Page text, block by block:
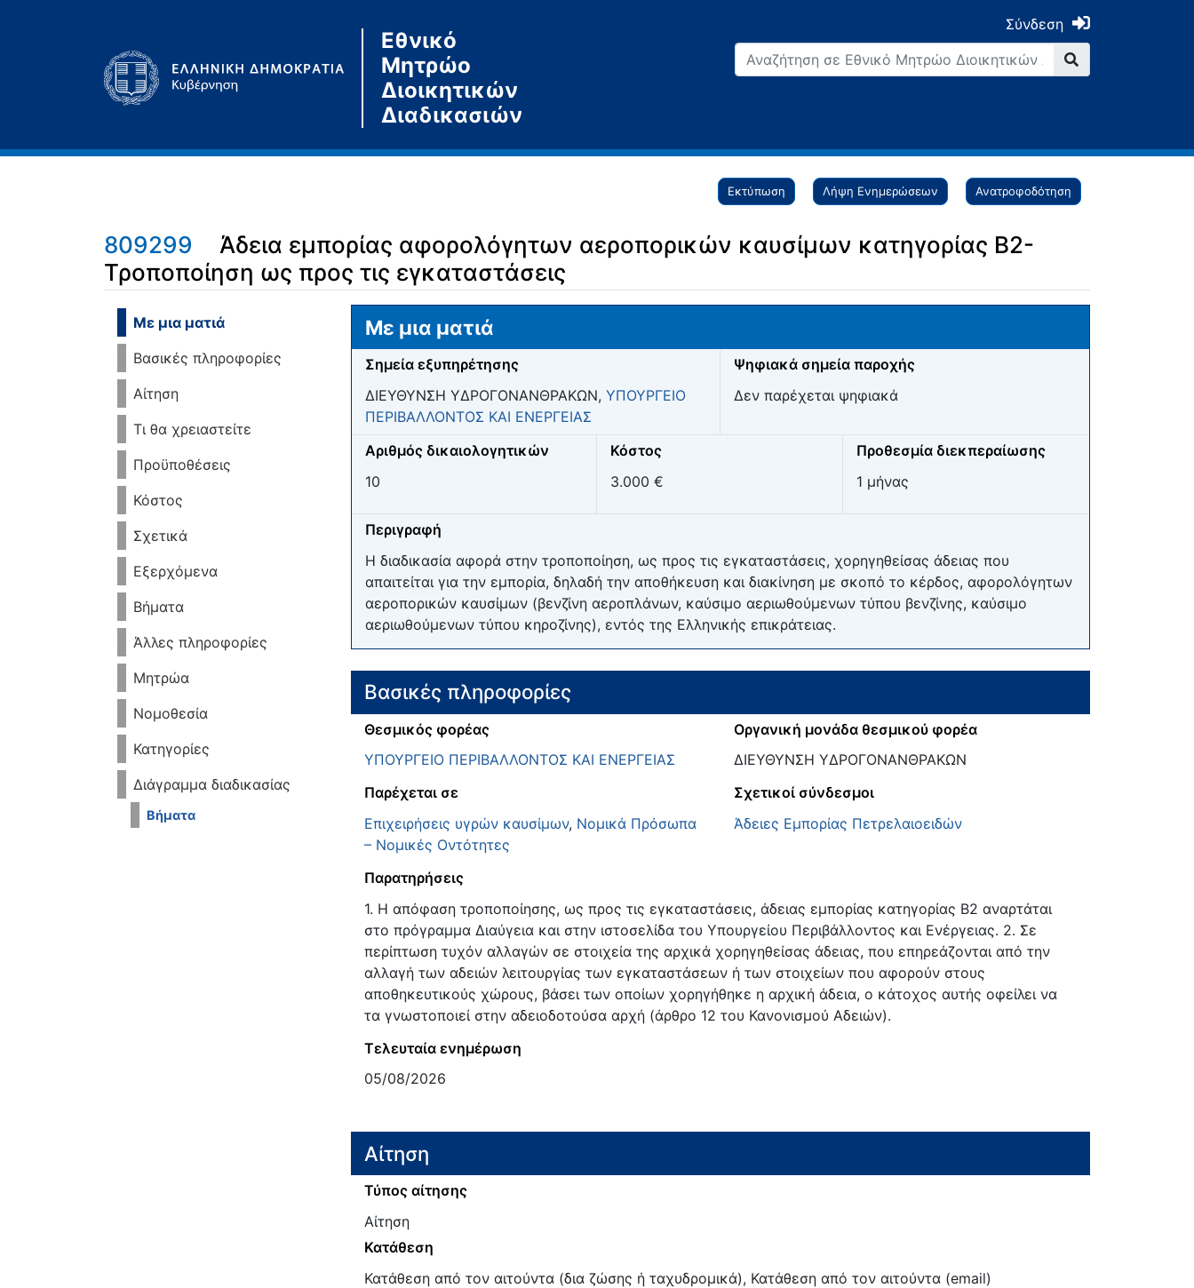
Εθνικό
Μητρώο
Διοικητικών
Διαδικασιών
Σύνδεση
Εκτύπωση Λήψη Ενημερώσεων Ανατροφοδότηση
809299
Άδεια εμπορίας αφορολόγητων αεροπορικών καυσίμων κατηγορίας Β2-
Τροποποίηση ως προς τις εγκαταστάσεις
Μετάβαση σε: πλοήγηση
Με μια ματιά
Βασικές πληροφορίες
Αίτηση
Τι θα χρειαστείτε
Προϋποθέσεις
Κόστος
Σχετικά
Εξερχόμενα
Βήματα
Άλλες πληροφορίες
Μητρώα
Νομοθεσία
Κατηγορίες
Διάγραμμα διαδικασίας
Βήματα
Με μια ματιά
Σημεία εξυπηρέτησης
ΔΙΕΥΘΥΝΣΗ ΥΔΡΟΓΟΝΑΝΘΡΑΚΩΝ, ΥΠΟΥΡΓΕΙΟ
ΠΕΡΙΒΑΛΛΟΝΤΟΣ ΚΑΙ ΕΝΕΡΓΕΙΑΣ
Ψηφιακά σημεία παροχής
Δεν παρέχεται ψηφιακά
Αριθμός δικαιολογητικών
10
Κόστος
3.000 €
Προθεσμία διεκπεραίωσης
1 μήνας
Περιγραφή
Η διαδικασία αφορά στην τροποποίηση, ως προς τις εγκαταστάσεις, χορηγηθείσας άδειας που
απαιτείται για την εμπορία, δηλαδή την αποθήκευση και διακίνηση με σκοπό το κέρδος, αφορολόγητων
αεροπορικών καυσίμων (βενζίνη αεροπλάνων, καύσιμο αεριωθούμενων τύπου βενζίνης, καύσιμο
αεριωθούμενων τύπου κηροζίνης), εντός της Ελληνικής επικράτειας.
Βασικές πληροφορίες
Θεσμικός φορέας
ΥΠΟΥΡΓΕΙΟ ΠΕΡΙΒΑΛΛΟΝΤΟΣ ΚΑΙ ΕΝΕΡΓΕΙΑΣ
Οργανική μονάδα θεσμικού φορέα
ΔΙΕΥΘΥΝΣΗ ΥΔΡΟΓΟΝΑΝΘΡΑΚΩΝ
Παρέχεται σε
Επιχειρήσεις υγρών καυσίμων, Νομικά Πρόσωπα
– Νομικές Οντότητες
Σχετικοί σύνδεσμοι
Άδειες Εμπορίας Πετρελαιοειδών
Παρατηρήσεις
1. Η απόφαση τροποποίησης, ως προς τις εγκαταστάσεις, άδειας εμπορίας κατηγορίας Β2 αναρτάται
στο πρόγραμμα Διαύγεια και στην ιστοσελίδα του Υπουργείου Περιβάλλοντος και Ενέργειας. 2. Σε
περίπτωση τυχόν αλλαγών σε στοιχεία της αρχικά χορηγηθείσας άδειας, που επηρεάζονται από την
αλλαγή των αδειών λειτουργίας των εγκαταστάσεων ή των στοιχείων που αφορούν στους
αποθηκευτικούς χώρους, βάσει των οποίων χορηγήθηκε η αρχική άδεια, ο κάτοχος αυτής οφείλει να
τα γνωστοποιεί στην αδειοδοτούσα αρχή (άρθρο 12 του Κανονισμού Αδειών).
Τελευταία ενημέρωση
05/08/2026
Αίτηση
Τύπος αίτησης
Αίτηση
Κατάθεση
Κατάθεση από τον αιτούντα (δια ζώσης ή ταχυδρομικά), Κατάθεση από τον αιτούντα (email)